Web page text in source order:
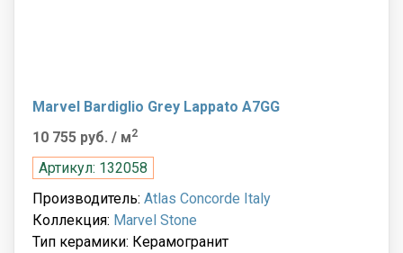
Marvel Bardiglio Grey Lappato A7GG
10 755 руб. / м2
Артикул: 132058
Производитель: Atlas Concorde Italy
Коллекция: Marvel Stone
Тип керамики: Керамогранит